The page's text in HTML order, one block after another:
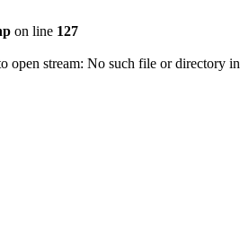
on line 127
open stream: No such file or directory in